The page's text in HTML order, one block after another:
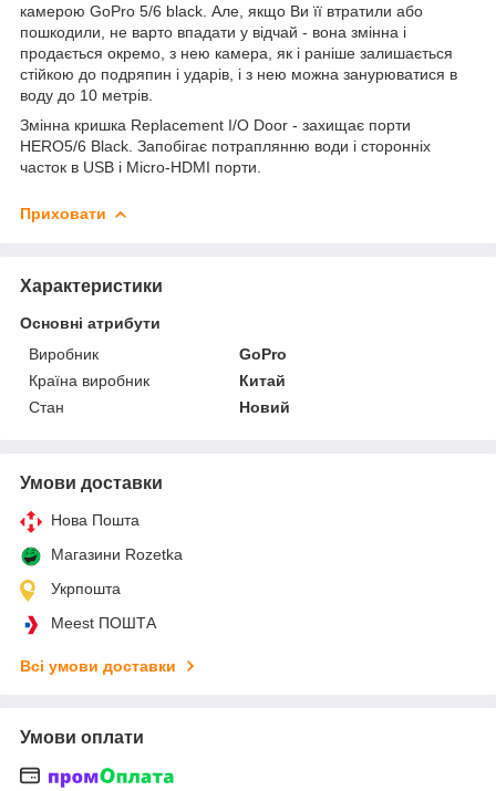
камерою GoPro 5/6 black. Але, якщо Ви її втратили або
пошкодили, не варто впадати у відчай - вона змінна і
продається окремо, з нею камера, як і раніше залишається
стійкою до подряпин і ударів, і з нею можна занурюватися в
воду до 10 метрів.
Змінна кришка Replacement I/O Door - захищає порти
HERO5/6 Black. Запобігає потраплянню води і сторонніх
часток в USB і Micro-HDMI порти.
Приховати
Характеристики
Основні атрибути
Виробник
GoPro
Країна виробник
Китай
Стан
Новий
Умови доставки
Нова Пошта
Магазини Rozetka
Укрпошта
Meest ПОШТА
Всі умови доставки
Умови оплати